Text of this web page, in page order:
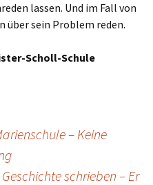
lassen. Und im Fall von
über sein Problem reden.
Scholl-Schule
– Keine
schrieben – Er